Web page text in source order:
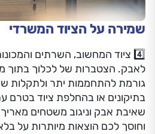
שמירה על הציוד המשרדי
4️⃣ ציוד המחשוב, השרתים
לאבק. הצטברות של לכלוך בתוך
גורמת להתחממות יתר ולתקלות
בתיקונים או בהחלפת ציוד בטרם
שאיבת אבק וניגוב משטחים
וחוסך לכם הוצאות מיותרות על